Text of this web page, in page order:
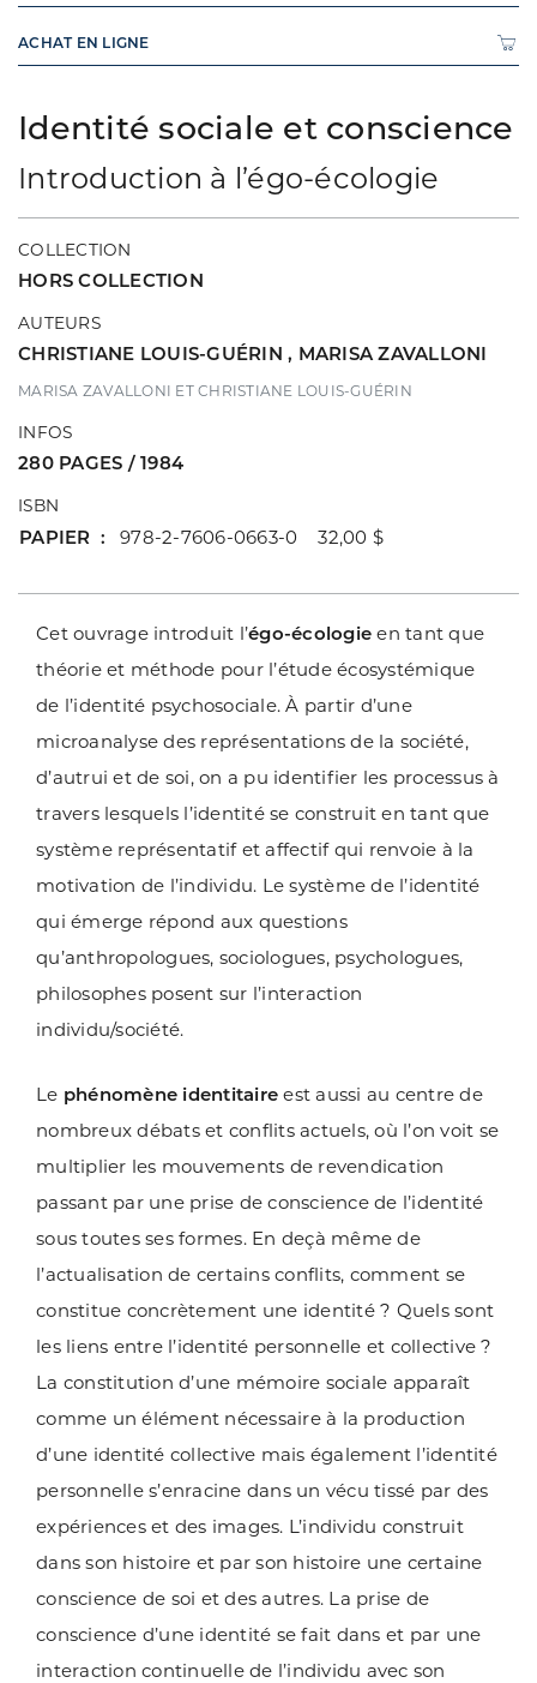
Identité sociale et conscience
Introduction à l’égo-écologie
COLLECTION
HORS COLLECTION
AUTEURS
CHRISTIANE LOUIS-GUÉRIN , MARISA ZAVALLONI
MARISA ZAVALLONI ET CHRISTIANE LOUIS-GUÉRIN
INFOS
280 PAGES / 1984
ISBN
PAPIER 978-2-7606-0663-0 32,00 $
Cet ouvrage introduit l’égo-écologie en tant que
théorie et méthode pour l’étude écosystémique
de l’identité psychosociale. À partir d’une
microanalyse des représentations de la société,
d’autrui et de soi, on a pu identifier les processus à
travers lesquels l’identité se construit en tant que
système représentatif et affectif qui renvoie à la
motivation de l’individu. Le système de l’identité
qui émerge répond aux questions
qu’anthropologues, sociologues, psychologues,
philosophes posent sur l’interaction
individu/société.
Le phénomène identitaire est aussi au centre de
nombreux débats et conflits actuels, où l’on voit se
multiplier les mouvements de revendication
passant par une prise de conscience de l’identité
sous toutes ses formes. En deçà même de
l’actualisation de certains conflits, comment se
constitue concrètement une identité ? Quels sont
les liens entre l’identité personnelle et collective ?
La constitution d’une mémoire sociale apparaît
comme un élément nécessaire à la production
d’une identité collective mais également l’identité
personnelle s’enracine dans un vécu tissé par des
expériences et des images. L’individu construit
dans son histoire et par son histoire une certaine
conscience de soi et des autres. La prise de
conscience d’une identité se fait dans et par une
interaction continuelle de l’individu avec son
ACHAT EN LIGNE